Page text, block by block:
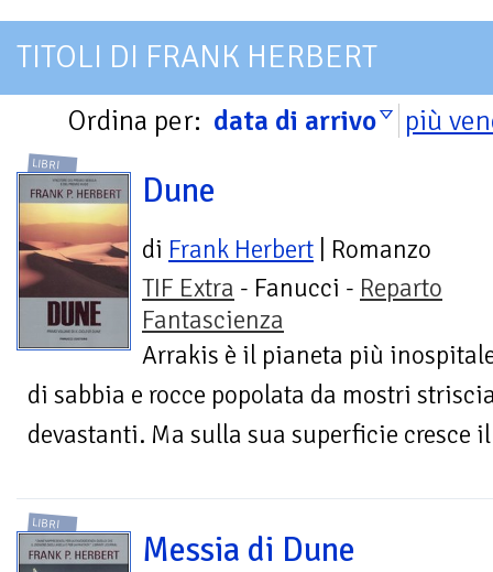
TITOLI DI FRANK HERBERT
Ordina per: data di arrivo più
LIBRI
Dune
di Frank Herbert | Romanzo
TIF Extra - Fanucci - Reparto
Fantascienza
Arrakis è il pianeta più
di sabbia e rocce popolata da mostri
devastanti. Ma sulla sua superficie cresce
LIBRI
Messia di Dune